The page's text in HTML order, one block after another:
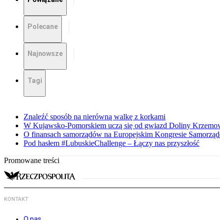
Polecane
Najnowsze
Tagi
Znaleźć sposób na nierówną walkę z korkami
W Kujawsko-Pomorskiem uczą się od gwiazd Doliny
O finansach samorządów na Europejskim Kongresie
Pod hasłem #LubuskieChallenge – Łączy nas przyszłość
Promowane treści
KONTAKT